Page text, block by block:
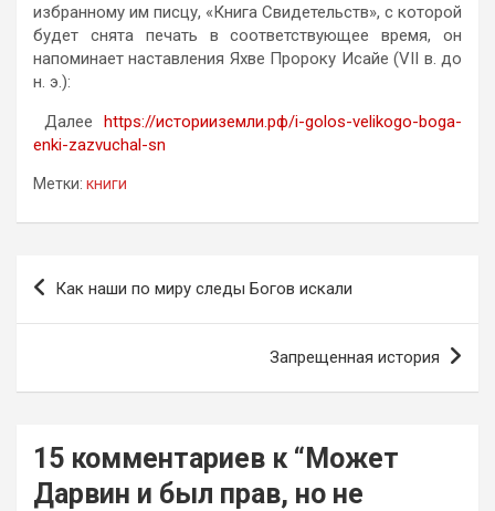
избранному им писцу, «Книга Свидетельств», с которой
будет снята печать в соответствующее время, он
напоминает наставления Яхве Пророку Исайе (VII в. до
н. э.):
Далее https://историиземли.рф/i-golos-velikogo-boga-
enki-zazvuchal-sn
Метки: книги
Навигация
Как наши по миру следы Богов искали
Запрещенная история
15 комментариев к “ Может
Дарвин и был прав, но не